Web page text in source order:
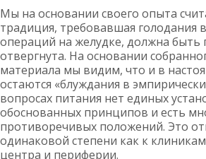
Мы на основании своего опыта
традиция, требовавшая голодания
операций на желудке, должна быть
отвергнута. На основании
материала мы видим, что и в
остаются «блуждания в
вопросах питания нет единых
обоснованных принципов и есть
противоречивых положений. Это
одинаковой степени как к
центра и периферии.